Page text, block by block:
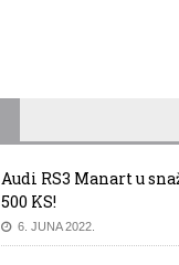
Audi RS3 Manart u
500 KS!
6. JUNA 2022.